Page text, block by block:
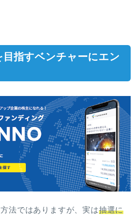
目指すベンチャーにエン
法ではありますが、実は抽選に